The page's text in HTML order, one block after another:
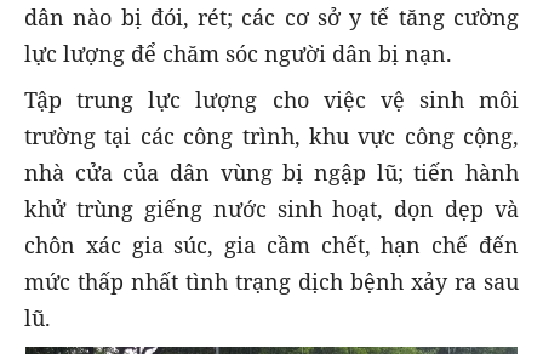
dân nào bị đói, rét; các cơ sở y tế tăng cường
lực lượng để chăm sóc người dân bị nạn.
Tập trung lực lượng cho việc vệ sinh môi
trường tại các công trình, khu vực công cộng,
nhà cửa của dân vùng bị ngập lũ; tiến hành
khử trùng giếng nước sinh hoạt, dọn dẹp và
chôn xác gia súc, gia cầm chết, hạn chế đến
mức thấp nhất tình trạng dịch bệnh xảy ra sau
lũ.